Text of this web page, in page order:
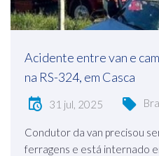
Acidente entre van e
na RS-324, em Casca
31 jul, 2025
Condutor da van precisou
ferragens e está internado